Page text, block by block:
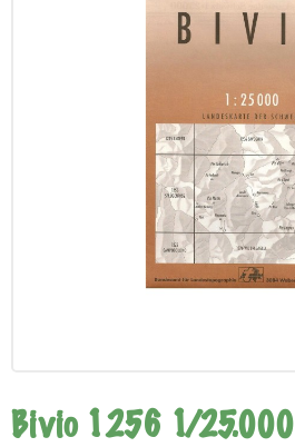
Bivio 1256 1/25.000